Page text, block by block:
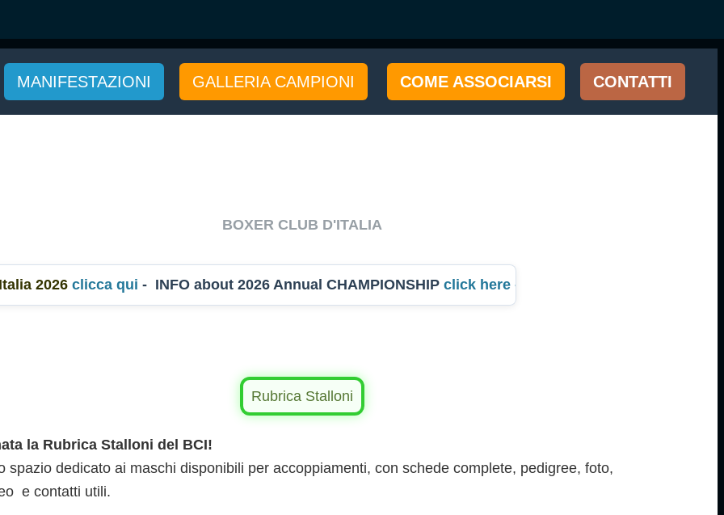
MANIFESTAZIONI GALLERIA CAMPIONI COME ASSOCIARSI CONTATTI
BOXER CLUB D'ITALIA
2026 clicca qui- INFO about 2026 Annual CHAMPIONSHIPclick here -Campionato dell'Anno Italia
Rubrica Stalloni
la Rubrica Stalloni del BCI!
spazio dedicato ai maschi disponibili per accoppiamenti, con schede complete, pedigree, foto,
e contatti utili.